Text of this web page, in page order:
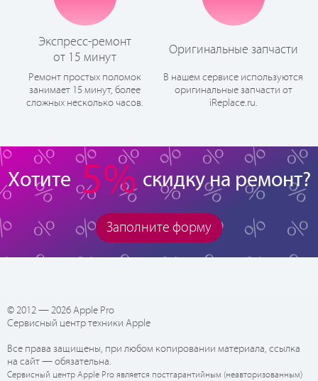
Экспресс-ремонт
от 15 минут
Ремонт простых поломок
занимает 15 минут, более
сложных несколько часов.
Оригинальные запчасти
В нашем сервисе используются
оригинальные запчасти от
iReplace.ru.
Хотите 5% скидку на ремонт?
Заполните форму
© 2012 — 2026 Apple Pro
Сервисный центр техники Apple
Все права защищены, при любом копировании материала, ссылка
на сайт — обязательна.
Сервисный центр Apple Pro является постгарантийным (неавторизованным)